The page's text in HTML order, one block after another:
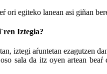
ori egiteko lanean asi giñan
Iztegia?
iztegi aŕuntetan ezagutzen
sala da itz oyen artean